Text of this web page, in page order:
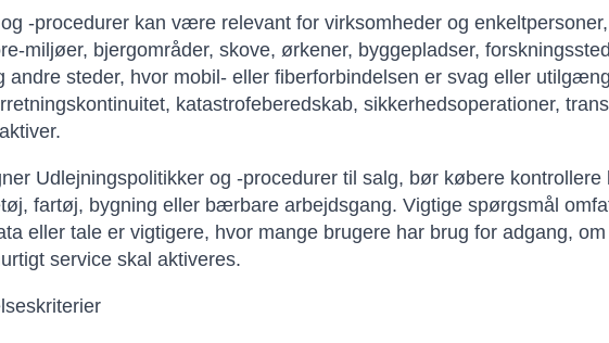
-procedurer kan være relevant for virksomheder og
miljøer, bjergområder, skove, ørkener, byggepladser,
andre steder, hvor mobil- eller fiberforbindelsen er svag eller
katastrofeberedskab, sikkerhedsoperationer,
Udlejningspolitikker og -procedurer til salg, bør købere
fartøj, bygning eller bærbare arbejdsgang. Vigtige spørgsmål
eller tale er vigtigere, hvor mange brugere har brug for adgang,
service skal aktiveres.